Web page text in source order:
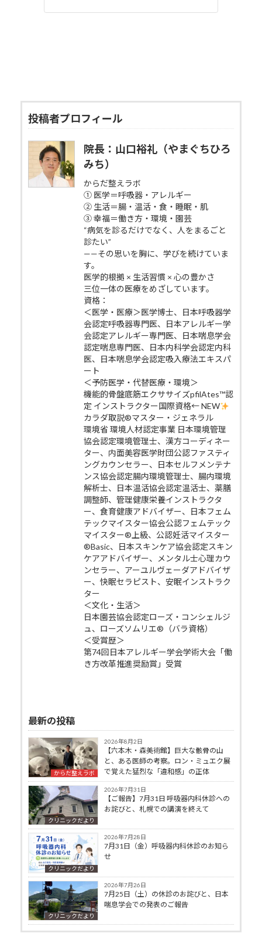
投稿者プロフィール
院長：山口裕礼（やまぐちひろ
みち）
からだ整えラボ
① 医学＝呼吸器・アレルギー
② 生活＝腸・温活・食・睡眠・肌
③ 幸福＝働き方・環境・園芸
“病気を診るだけでなく、人をまるごと
診たい”
——その思いを胸に、学びを続けていま
す。
医学的根拠 × 生活習慣 × 心の豊かさ
三位一体の医療をめざしています。
資格：
＜医学・医療＞医学博士、日本呼吸器学
会認定呼吸器専門医、日本アレルギー学
会認定アレルギー専門医、日本喘息学会
認定喘息専門医、日本内科学会認定内科
医、日本喘息学会認定吸入療法エキスパ
ート
＜予防医学・代替医療・環境＞
機能的骨盤底筋エクササイズpfilAtes™認
定 インストラクター国際資格← NEW
カラダ取説®マスター・ジェネラル
環境省 環境人材認定事業 日本環境管理
協会認定環境管理士、漢方コーディネー
ター、内面美容医学財団公認ファスティ
ングカウンセラー、日本セルフメンテナ
ンス協会認定腸内環境管理士、腸内環境
解析士、日本温活協会認定温活士、薬膳
調整師、管理健康栄養インストラクタ
ー、食育健康アドバイザー、日本フェム
テックマイスター協会公認フェムテック
マイスター®上級、公認妊活マイスター
®Basic、日本スキンケア協会認定スキン
ケアアドバイザー、メンタル士心理カウ
ンセラー、アーユルヴェーダアドバイザ
ー、快眠セラピスト、安眠インストラク
ター
＜文化・生活＞
日本園芸協会認定ローズ・コンシェルジ
ュ、ローズソムリエ®（バラ資格）
＜受賞歴＞
第74回日本アレルギー学会学術大会「働
き方改革推進奨励賞」受賞
最新の投稿
からだ整えラボ
2026年8月2日
【六本木・森美術館】巨大な骸骨の山
と、ある医師の考察。ロン・ミュエク展
で覚えた猛烈な「違和感」の正体
クリニックだより
2026年7月31日
【ご報告】7月31日 呼吸器内科休診への
お詫びと、札幌での講演を終えて
クリニックだより
2026年7月28日
7月31日（金）呼吸器内科休診のお知ら
せ
クリニックだより
2026年7月26日
7月25日（土）の休診のお詫びと、日本
喘息学会での発表のご報告